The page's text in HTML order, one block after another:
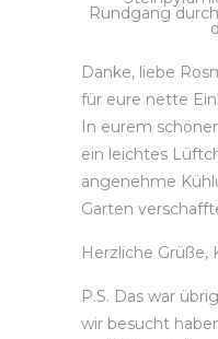
Rundgang
Danke, liebe
für eure nette
In eurem
ein leichtes
angenehme
Garten
Herzliche Grüße,
P.S. Das war
wir besucht